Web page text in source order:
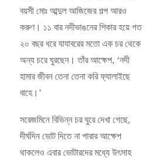
বয়সী মোঃ আব্দুল আজিজের গল্প আরও
করুণ। ১১ বার নদীভাঙনের শিকার হয়ে গত
২০ বছর ধরে যাযাবরের মতো এক চর থেকে
অন্য চরে ঘুরছেন। তাঁর আক্ষেপ, ‘নদী
হামার জীবন তেনা তেনা করি ফ্যালাইছে
বাহে।’
সরেজমিনে বিভিন্ন চর ঘুরে দেখা গেছে,
দীর্ঘদিন ভোট দিতে না পারার আক্ষেপ
থাকলেও এবার ভোটারদের মধ্যে উৎসাহ